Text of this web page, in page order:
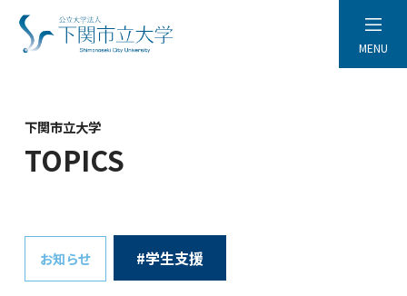
MENU
下関市立大学
TOPICS
お知らせ #学生支援